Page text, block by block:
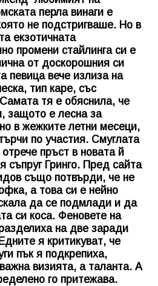
перла винаги е
не подстригваше. Но в
екзотичната
промени стайлинга си е
от доскорошния си
певица вече излиза на
тип каре, със
тя е обяснила, че
защото е лесна за
в жежките летни месеци,
по участия. Смуглата
пръст в новата й
съпруг Гринго. Пред сайта
също потвърди, че не
а това си е нейно
да се подмлади и да
си коса. Феновете на
на две заради
я критикуват, че
пък я подкрепиха,
визията, а таланта. А
го притежава.